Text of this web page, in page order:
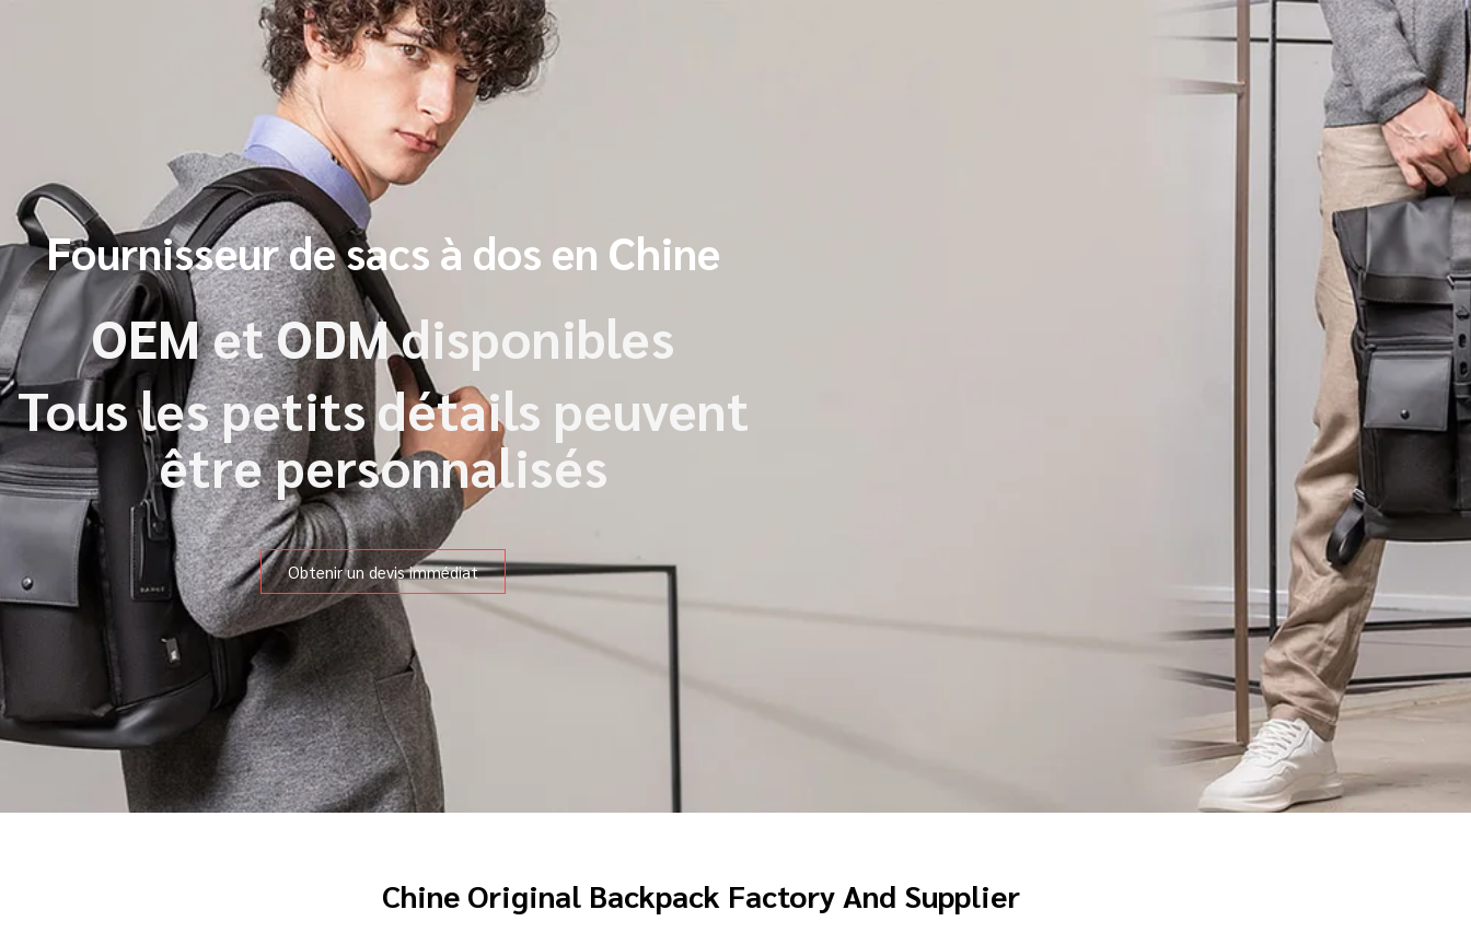
Fournisseur de sacs à dos en Chine
OEM et ODM disponibles
Tous les petits détails peuvent
être personnalisés
Obtenir un devis immédiat
Chine Original Backpack Factory And Supplier